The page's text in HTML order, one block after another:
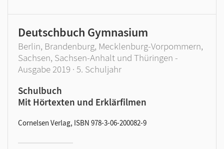
Deutschbuch Gymnasium
Berlin, Brandenburg, Mecklenburg-Vorpommern,
Sachsen, Sachsen-Anhalt und Thüringen -
Ausgabe 2019 · 5. Schuljahr
Schulbuch
Mit Hörtexten und Erklärfilmen
Cornelsen Verlag, ISBN 978-3-06-200082-9